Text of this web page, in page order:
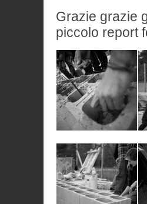
Grazie grazie
piccolo report